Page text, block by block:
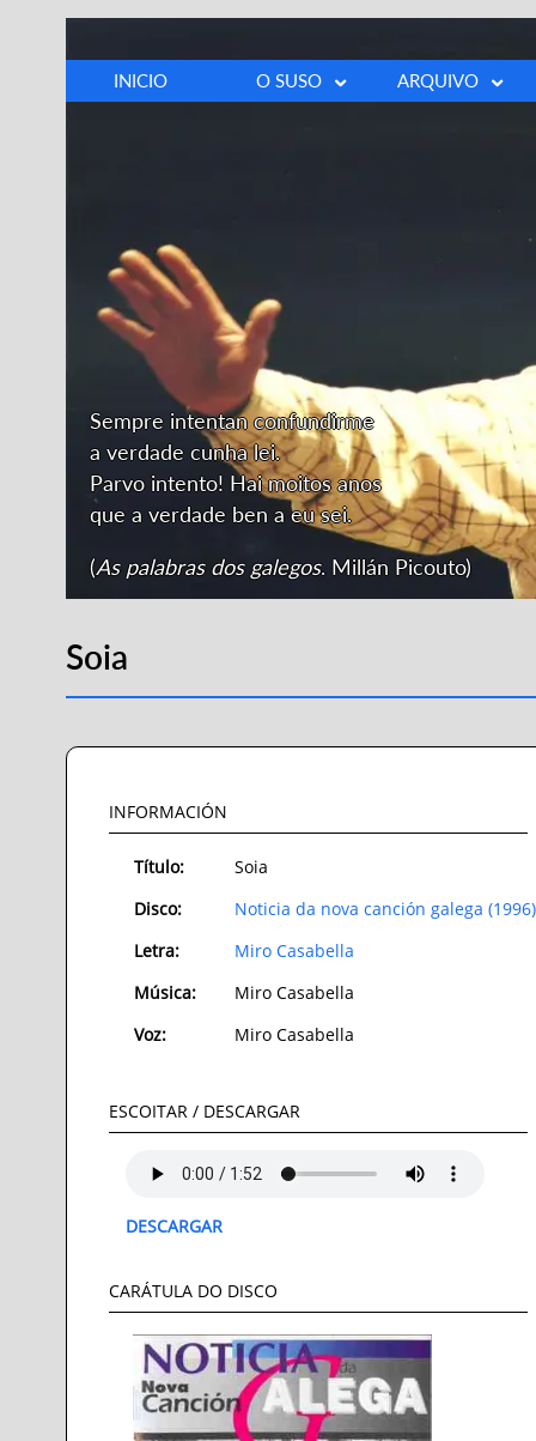
INICIO
O SUSO
ARQUIVO
Sempre intentan confundirme
a verdade cunha lei.
Parvo intento! Hai moitos anos
que a verdade ben a eu sei.
(As palabras dos galegos. Millán Picouto)
Soia
INFORMACIÓN
Título:
Soia
Disco:
Noticia da nova canción galega (1996)
Letra:
Miro Casabella
Música:
Miro Casabella
Voz:
Miro Casabella
ESCOITAR / DESCARGAR
DESCARGAR
CARÁTULA DO DISCO